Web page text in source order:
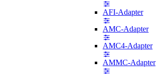
AFI-Adapter
AMC-Adapter
AMC4-Adapter
AMMC-Adapter